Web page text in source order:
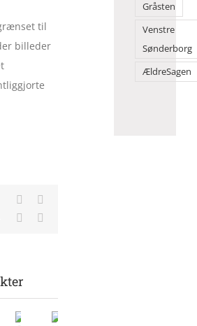
til
billeder
Facebook
LinkedIn
Gråsten
Venstre
Sønderborg
ÆldreSagen